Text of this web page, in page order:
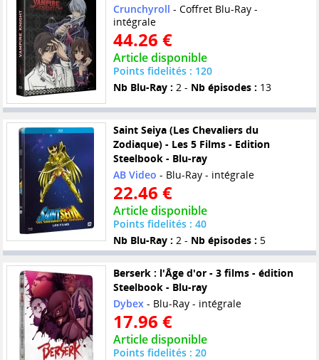
Crunchyroll - Coffret Blu-Ray -
intégrale
44.26 €
Article disponible
Points fidelités : 120
Nb Blu-Ray : 2 - Nb épisodes : 13
Saint Seiya (Les Chevaliers du
Zodiaque) - Les 5 Films - Edition
Steelbook - Blu-ray
AB Video - Blu-Ray - intégrale
22.46 €
Article disponible
Points fidelités : 40
Nb Blu-Ray : 2 - Nb épisodes : 5
Berserk : l'Âge d'or - 3 films - édition
Steelbook - Blu-ray
Dybex- Blu-Ray - intégrale
17.96 €
Article disponible
Points fidelités : 20